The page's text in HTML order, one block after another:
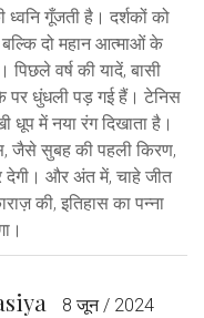
ध्वनि गूँजती है। दर्शकों को
दो महान आत्माओं के
पिछले वर्ष की यादें, बासी
पर धुंधली पड़ गई हैं। टेनिस
धूप में नया रंग दिखाता है।
जैसे सुबह की पहली किरण,
देगी। और अंत में, चाहे जीत
की, इतिहास का पन्ना
8 जून / 2024